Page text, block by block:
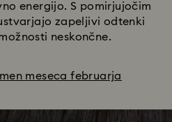
energijo. S pomirjujočim
zapeljivi odtenki
neskončne.
meseca februarja